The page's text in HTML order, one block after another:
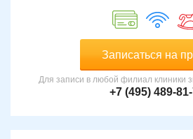
Записаться на
Для записи в любой филиал клиники
+7 (495) 489-